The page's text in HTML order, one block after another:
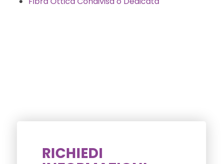
RICHIEDI